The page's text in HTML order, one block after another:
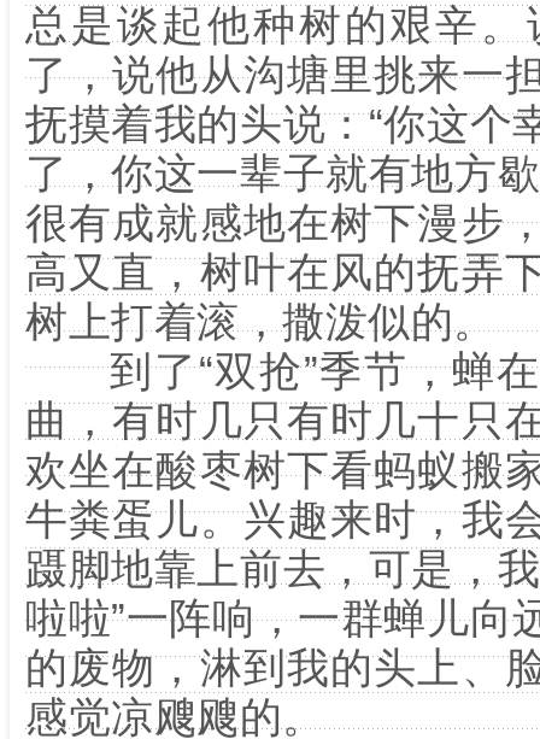
总是谈起他种树的艰辛
了，说他从沟塘里挑来一
抚摸着我的头说：“你这个
了，你这一辈子就有地方
很有成就感地在树下漫步
高又直，树叶在风的抚弄
树上打着滚，撒泼似的。
到了“双抢”季节，蝉在
曲，有时几只有时几十只
欢坐在酸枣树下看蚂蚁搬
牛粪蛋儿。兴趣来时，我
蹑脚地靠上前去，可是，
啦啦”一阵响，一群蝉儿向
的废物，淋到我的头上、
感觉凉飕飕的。